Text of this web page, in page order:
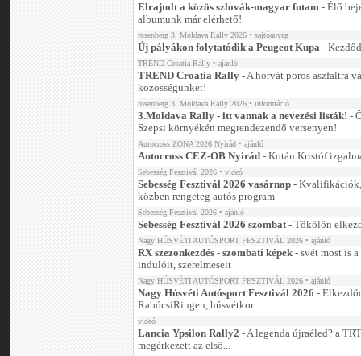
Elrajtolt a közös szlovák-magyar futam - Élő
albumunk már elérhető!
rosenberg 3. Moldava Rally 2026 • sajtóanyag
Új pályákon folytatódik a Peugeot Kupa -
TREND Croatia Rally • ajánló
TREND Croatia Rally - A horvát poros aszfaltra
közösségünket!
rosenberg 3. Moldava Rally 2026 • információ
3.Moldava Rally - itt vannak a nevezési listák! -
Szepsi környékén megrendezendő versenyen!
Autocross ZONA 2026 Nyirád • ajánló
Autocross CEZ-OB Nyirád - Kotán Kristóf
Sebesség Fesztivál 2026 • videó
Sebesség Fesztivál 2026 vasárnap - Kvalifikációk,
közben rengeteg autós program
Sebesség Fesztivál 2026 • ajánló
Sebesség Fesztivál 2026 szombat- Tökölön
Nagy HÚSVÉTI AUTÓSPORT FESZTIVÁL 2026 • ajánló
RX szezonkezdés - szombati képek - svét most is
indulóit, szerelmeseit
Nagy HÚSVÉTI AUTÓSPORT FESZTIVÁL 2026 • ajánló
Nagy Húsvéti Autósport Fesztivál 2026 -
RabócsiRingen, húsvétkor
videó
Lancia Ypsilon Rally2 - A legenda újraéled? a
megérkezett az első...